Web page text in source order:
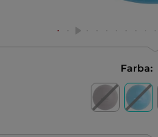
Farba: